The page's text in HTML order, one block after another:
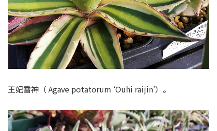
王妃雷神（ Agave potatorum ‘Ouhi raijin’）。